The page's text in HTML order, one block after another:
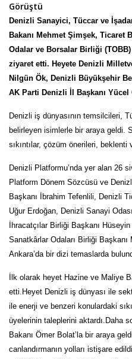
Görüştü
Denizli Sanayici, Tüccar ve
Bakanı Mehmet Şimşek, Ticaret
Odalar ve Borsalar Birliği (TOBB)
ziyaret etti. Heyete Denizli
Nilgün Ök, Denizli Büyükşehir
AK Parti Denizli İl Başkanı Yücel
Denizli iş dünyasının temsilcileri,
belirleyen isimlerle bir araya geldi.
sıkıntılar, çözüm önerileri, beklenti
Denizli Platformu’nda yer alan 26
Platform Dönem Sözcüsü ve
Başkanı İbrahim Tefenlili, Denizli
Uğur Erdoğan, Denizli Sanayi
İhracatçılar Birliği Başkanı
Sanatkârlar Odaları Birliği
Ankara’da bir dizi temaslarda
İlk olarak heyet Hazine ve Maliye
etti.Heyet Denizli iş dünyası ile
ile enerji ve benzeri konulardaki
üyelerinin taleplerini aktardı.Daha
Bakanı Ömer Bolat’la bir araya
canlandırmanın yolları istişare